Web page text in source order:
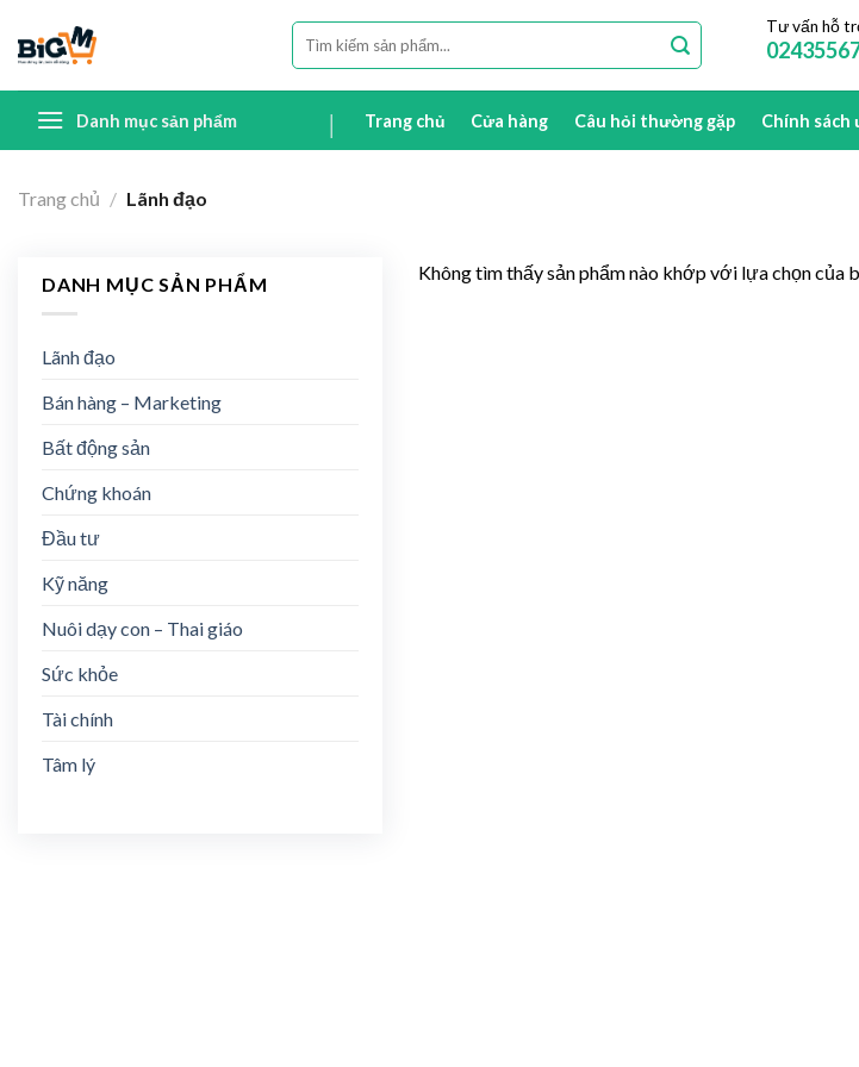
Tìm
Tư vấn hỗ
Danh mục sản phẩm Trang chủ Cửa hàng Câu hỏi thường gặp Chính sách
Trang chủ / Lãnh đạo
DANH MỤC SẢN PHẨM
Lãnh đạo
Bán hàng – Marketing
Bất động sản
Chứng khoán
Đầu tư
Kỹ năng
Nuôi dạy con – Thai giáo
Sức khỏe
Tài chính
Tâm lý
Không tìm thấy sản phẩm nào khớp với lựa chọn của